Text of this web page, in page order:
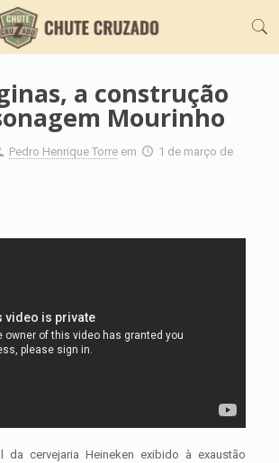
a construção
Mourinho
Pedro Henrique Torre em
1 de março de
da cervejaria Heineken exibido à exaustão